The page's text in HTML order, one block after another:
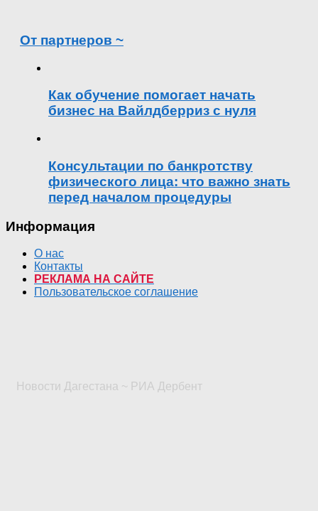
От партнеров ~
Как обучение помогает начать
бизнес на Вайлдберриз с нуля
Консультации по банкротству
физического лица: что важно знать
перед началом процедуры
Информация
О нас
Контакты
РЕКЛАМА НА САЙТЕ
Пользовательское соглашение
Новости Дагестана ~ РИА Дербент